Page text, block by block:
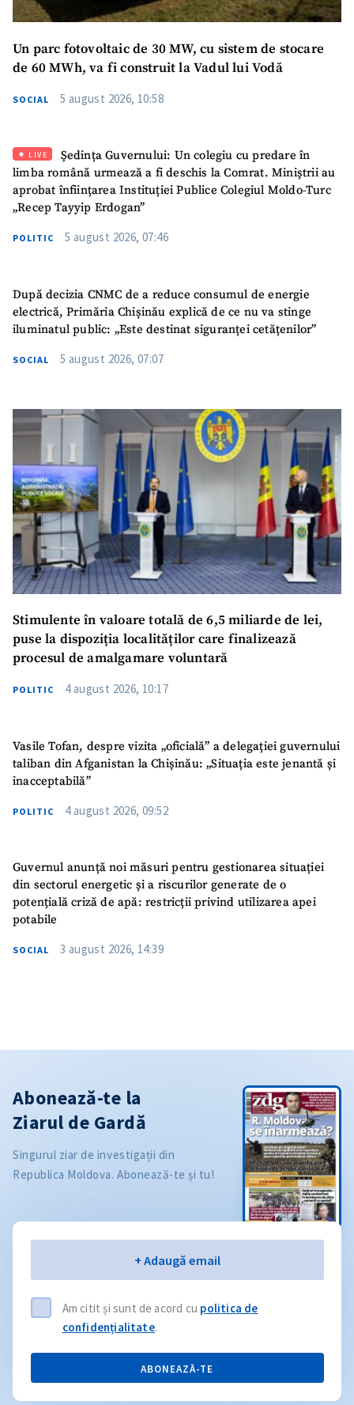
SUSȚINE
Un parc fotovoltaic de 30 MW, cu sistem de stocare
de 60 MWh, va fi construit la Vadul lui Vodă
SOCIAL 5 august 2026, 10:58
LIVE
Ședința Guvernului: Un colegiu cu predare în
limba română urmează a fi deschis la Comrat. Miniștrii au
aprobat înființarea Instituției Publice Colegiul Moldo-Turc
„Recep Tayyip Erdogan”
POLITIC 5 august 2026, 07:46
După decizia CNMC de a reduce consumul de energie
electrică, Primăria Chișinău explică de ce nu va stinge
iluminatul public: „Este destinat siguranței cetățenilor”
SOCIAL 5 august 2026, 07:07
Stimulente în valoare totală de 6,5 miliarde de lei,
puse la dispoziția localităților care finalizează
procesul de amalgamare voluntară
POLITIC 4 august 2026, 10:17
Vasile Tofan, despre vizita „oficială” a delegației guvernului
taliban din Afganistan la Chișinău: „Situația este jenantă și
inacceptabilă”
POLITIC 4 august 2026, 09:52
Guvernul anunță noi măsuri pentru gestionarea situației
din sectorul energetic și a riscurilor generate de o
potențială criză de apă: restricții privind utilizarea apei
potabile
SOCIAL 3 august 2026, 14:39
Abonează-te la
Ziarul de Gardă
Singurul ziar de investigații din
Republica Moldova. Abonează-te și tu!
+ Adaugă email
Am citit și sunt de acord cu politica de
confidențialitate.
ABONEAZĂ-TE
Mesajul știrei
+ Mesajul știrei
CONTACT SURSĂ
Sursă anonimă
Email+ Emailul meu
Telefon
+ Telefon personal
confidențialitate.
TRIMITE ȘTIREA